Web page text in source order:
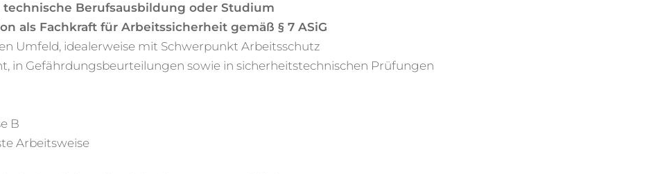
technische Berufsausbildung oder Studium
als Fachkraft für Arbeitssicherheit gemäß § 7 ASiG
Umfeld, idealerweise mit Schwerpunkt Arbeitsschutz
in Gefährdungsbeurteilungen sowie in sicherheitstechnischen Prüfungen
B
Arbeitsweise